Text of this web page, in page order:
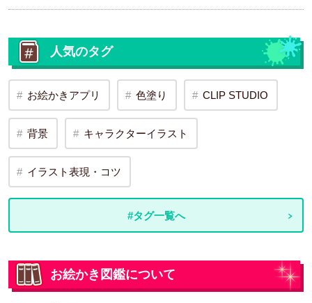
人気のタグ
お絵かきアプリ 色塗り CLIP STUDIO
背景 キャラクターイラスト
イラスト表現・コツ
#タグ一覧へ
お絵かき図鑑について